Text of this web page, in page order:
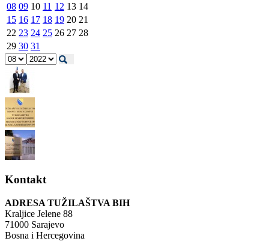
08 09 10 11 12 13 14
15 16 17 18 19 20 21
22 23 24 25 26 27 28
29 30 31
Kontakt
ADRESA TUŽILAŠTVA BIH
Kraljice Jelene 88
71000 Sarajevo
Bosna i Hercegovina